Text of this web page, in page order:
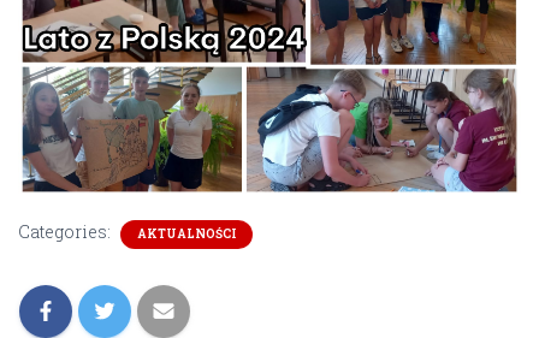
Categories: AKTUALNOŚCI